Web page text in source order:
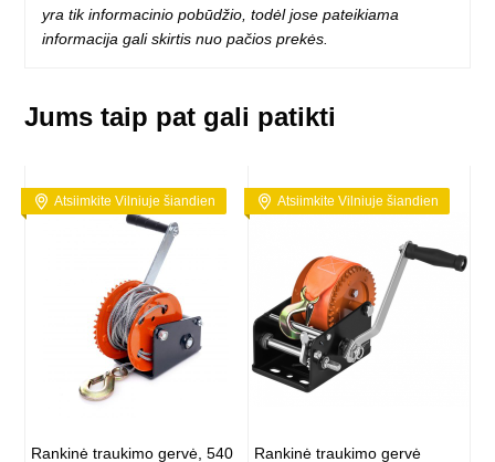
yra tik informacinio pobūdžio, todėl jose pateikiama
informacija gali skirtis nuo pačios prekės.
Jums taip pat gali patikti
Atsiimkite Vilniuje šiandien
Rankinė traukimo gervė, 540
Atsiimkite Vilniuje šiandien
Rankinė traukimo gervė